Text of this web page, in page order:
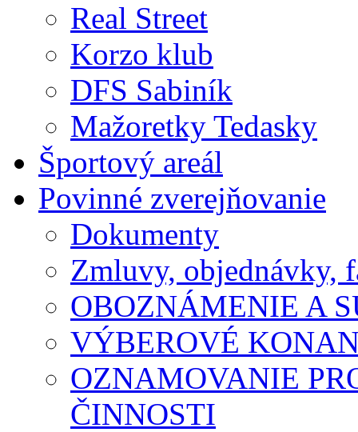
Real Street
Korzo klub
DFS Sabiník
Mažoretky Tedasky
Športový areál
Povinné zverejňovanie
Dokumenty
Zmluvy, objednávky,
OBOZNÁMENIE A
VÝBEROVÉ
OZNAMOVANIE
ČINNOSTI